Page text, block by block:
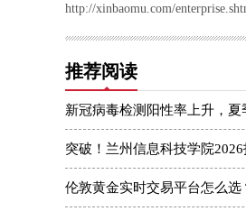
http://xinbaomu.com/
推荐阅读
新冠病毒检测阳性率上升，夏
突破！兰州信息科技学院
伦敦黄金实时交易平台怎么